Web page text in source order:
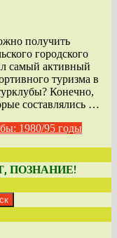
получить
городского
самый активный
туризма в
Конечно,
составлялись …
1980/95 годы
ПОЗНАНИЕ!